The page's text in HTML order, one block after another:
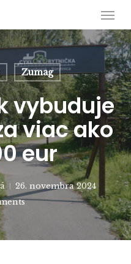
Zumag
vybuduje
viac ako
eur
26. novembra 2024